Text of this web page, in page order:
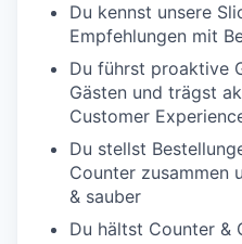
Du kennst unsere
Empfehlungen mit
Du führst proaktive
Gästen und trägst
Customer
Du stellst
Counter zusammen
& sauber
Du hältst Counter &